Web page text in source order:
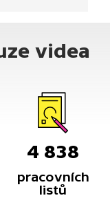
videa
4 838
pracovních
listů